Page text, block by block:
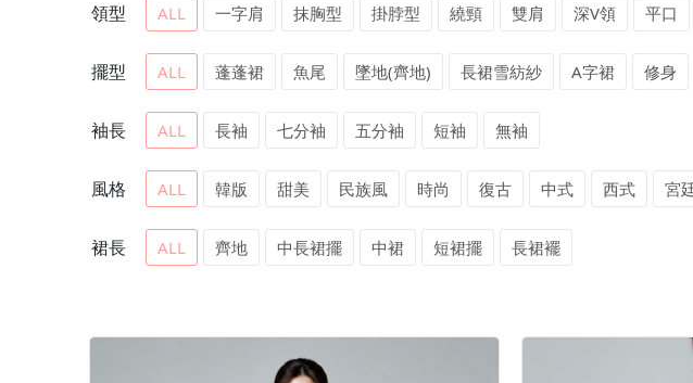
領型 ALL 一字肩 抹胸型 掛脖型 繞頸 雙肩 深V領 平口
擺型 ALL 蓬蓬裙 魚尾 墜地(齊地) 長裙雪紡紗 A字裙 修身
袖長 ALL 長袖 七分袖 五分袖 短袖 無袖
風格 ALL 韓版 甜美 民族風 時尚 復古 中式 西式 宮
裙長 ALL 齊地 中長裙擺 中裙 短裙擺 長裙襬